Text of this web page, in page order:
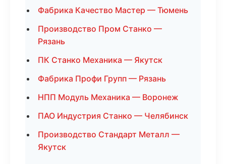
Фабрика Качество Мастер — Тюмень
Производство Пром Станко —
Рязань
ПК Станко Механика — Якутск
Фабрика Профи Групп — Рязань
НПП Модуль Механика — Воронеж
ПАО Индустрия Станко — Челябинск
Производство Стандарт Металл —
Якутск